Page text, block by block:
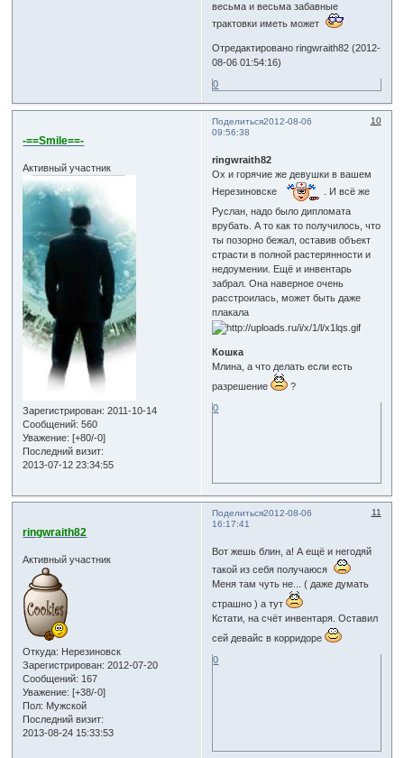
весьма и весьма забавные
трактовки иметь может
Отредактировано ringwraith82 (2012-
08-06 01:54:16)
0
Поделиться 10
2012-08-06
09:56:38
-==Smile==-
Активный участник
Зарегистрирован: 2011-10-14
Сообщений: 560
Уважение: [+80/-0]
Последний визит:
2013-07-12 23:34:55
ringwraith82
Ох и горячие же девушки в вашем
Нерезиновске
. И всё же
Руслан, надо было дипломата
врубать. А то как то получилось, что
ты позорно бежал, оставив объект
страсти в полной растерянности и
недоумении. Ещё и инвентарь
забрал. Она наверное очень
расстроилась, может быть даже
плакала
Кошка
Млина, а что делать если есть
разрешение
?
0
Поделиться 11
2012-08-06
16:17:41
ringwraith82
Активный участник
Откуда: Нерезиновск
Зарегистрирован: 2012-07-20
Сообщений: 167
Уважение: [+38/-0]
Пол: Мужской
Последний визит:
2013-08-24 15:33:53
Вот жешь блин, а! А ещё и негодяй
такой из себя получаюся
Меня там чуть не... ( даже думать
страшно ) а тут
Кстати, на счёт инвентаря. Оставил
сей девайс в корридоре
0